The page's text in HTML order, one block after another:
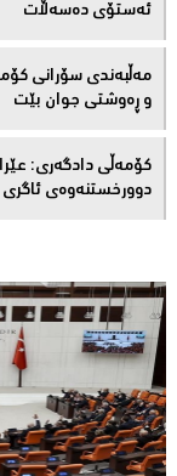
ئەستۆی دەسەڵات
مەڵبەندى سۆرانى
و ڕەوشتى جوان بێت
کۆمەڵى دادگەرى:
دوورخستنەوەى